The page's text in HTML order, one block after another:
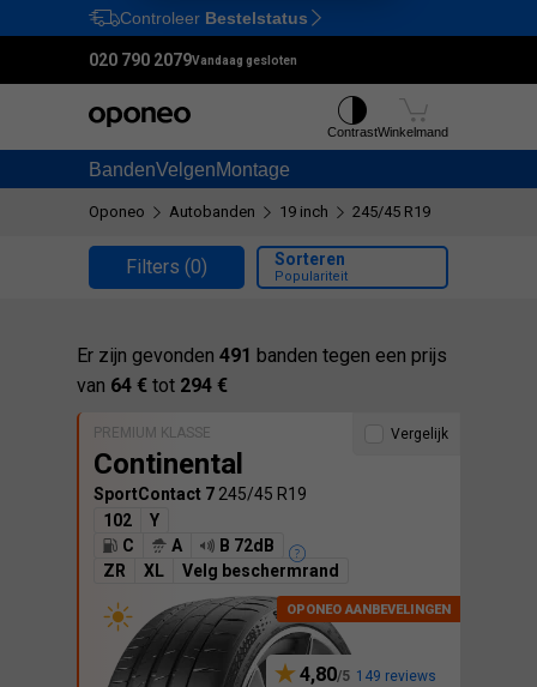
Ctrl M
Controleer Bestelstatus
020 790 2079Vandaag gesloten
BandenVelgenMontage
ContrastWinkelmand
Oponeo Autobanden 19 inch 245/45 R19
Filters (0)
Er zijn gevonden 491 banden tegen een prijs
van 64 € tot 294 €
Sorteren
Populariteit
PREMIUM KLASSE
Continental
SportContact 7 245/45 R19
102
Y
C
A
B 72dB
ZR
XL Velg beschermrand
4,80 149 reviews
Vergelijk